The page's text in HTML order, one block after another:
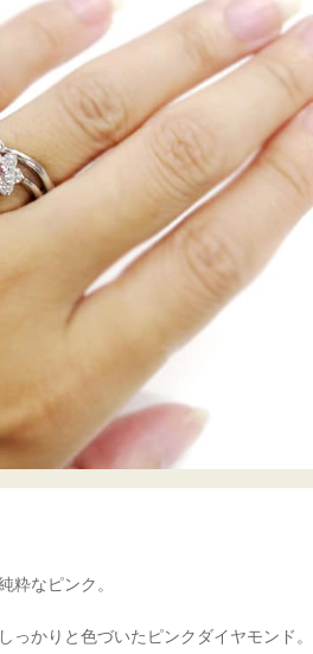
粋なピンク。
っかりと色づいたピンクダイヤモンド。